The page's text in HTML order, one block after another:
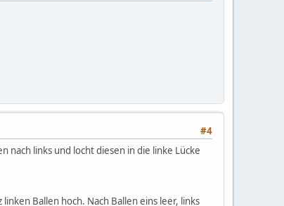
#4
nach links und locht diesen in die linke Lücke
Ballen hoch. Nach Ballen eins leer, links